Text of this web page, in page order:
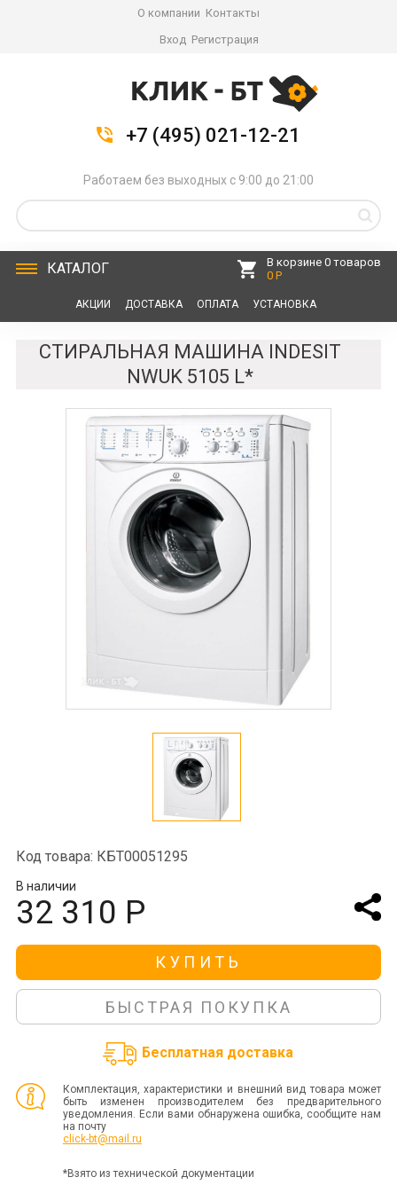
О компании Контакты
Вход Регистрация
+7 (495) 021-12-21
Работаем без выходных с 9:00 до 21:00
КАТАЛОГ
В корзине 0 товаров
0 Р
АКЦИИ ДОСТАВКА ОПЛАТА УСТАНОВКА
СТИРАЛЬНАЯ МАШИНА INDESIT
NWUK 5105 L*
Код товара: КБТ00051295
В наличии
32 310 Р
КУПИТЬ
БЫСТРАЯ ПОКУПКА
Бесплатная доставка
Комплектация, характеристики и внешний вид товара может
быть изменен производителем без предварительного
уведомления. Если вами обнаружена ошибка, сообщите нам
на почту
click-bt@mail.ru
*Взято из технической документации